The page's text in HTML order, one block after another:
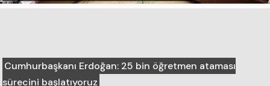
Cumhurbaşkanı Erdoğan: 25 bin öğretmen ataması
sürecini başlatıyoruz